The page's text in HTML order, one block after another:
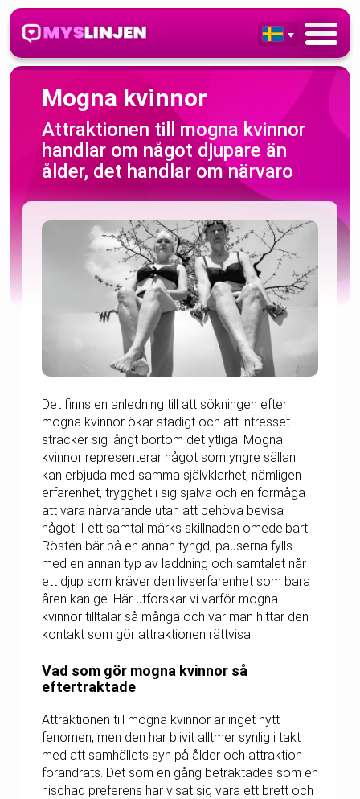
Mogna kvinnor
Attraktionen till mogna kvinnor
handlar om något djupare än
ålder, det handlar om närvaro
Det finns en anledning till att sökningen efter
mogna kvinnor ökar stadigt och att intresset
sträcker sig långt bortom det ytliga. Mogna
kvinnor representerar något som yngre sällan
kan erbjuda med samma självklarhet, nämligen
erfarenhet, trygghet i sig själva och en förmåga
att vara närvarande utan att behöva bevisa
något. I ett samtal märks skillnaden omedelbart.
Rösten bär på en annan tyngd, pauserna fylls
med en annan typ av laddning och samtalet når
ett djup som kräver den livserfarenhet som bara
åren kan ge. Här utforskar vi varför mogna
kvinnor tilltalar så många och var man hittar den
kontakt som gör attraktionen rättvisa.
Vad som gör mogna kvinnor så
eftertraktade
Attraktionen till mogna kvinnor är inget nytt
fenomen, men den har blivit alltmer synlig i takt
med att samhällets syn på ålder och attraktion
förändrats. Det som en gång betraktades som en
nischad preferens har visat sig vara ett brett och